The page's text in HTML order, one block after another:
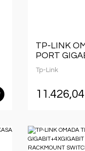
TP-LINK
PORT
SFP UPLINK
Tp-Link